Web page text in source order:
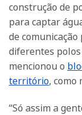
construção de
para captar
de
diferentes
mencionou o
território, como
“Só assim a